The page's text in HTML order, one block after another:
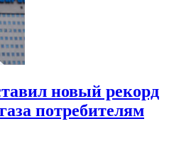
новый рекорд
потребителям